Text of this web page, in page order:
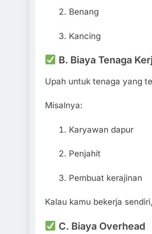
Benang
Kancing
B. Biaya Tenaga
Upah untuk tenaga yang
Misalnya:
Karyawan dapur
Penjahit
Pembuat kerajinan
Kalau kamu bekerja sendiri,
C. Biaya Overhead